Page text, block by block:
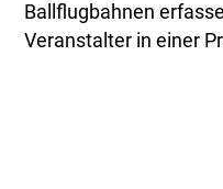
Ballflugbahnen
Veranstalter in einer